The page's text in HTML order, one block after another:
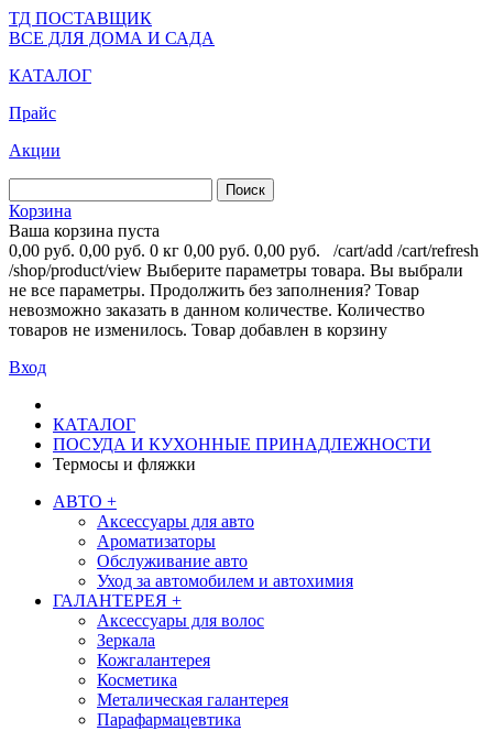
ТД ПОСТАВЩИК
ВСЕ ДЛЯ ДОМА И САДА
КАТАЛОГ
Прайс
Акции
Корзина
Ваша корзина пуста
0,00 руб. 0,00 руб. 0 кг 0,00 руб. 0,00 руб. /cart/add /cart/refresh
/shop/product/view Выберите параметры товара. Вы выбрали
не все параметры. Продолжить без заполнения? Товар
невозможно заказать в данном количестве. Количество
товаров не изменилось. Товар добавлен в корзину
Вход
КАТАЛОГ
ПОСУДА И КУХОННЫЕ ПРИНАДЛЕЖНОСТИ
Термосы и фляжки
АВТО +
Аксессуары для авто
Ароматизаторы
Обслуживание авто
Уход за автомобилем и автохимия
ГАЛАНТЕРЕЯ +
Аксессуары для волос
Зеркала
Кожгалантерея
Косметика
Металическая галантерея
Парафармацевтика